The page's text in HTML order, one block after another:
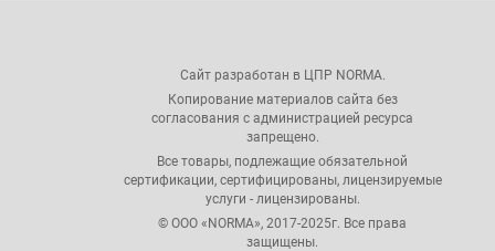
Сайт разработан в ЦПР NORMA.
Копирование материалов сайта без
согласования с администрацией ресурса
запрещено.
Все товары, подлежащие обязательной
сертификации, сертифицированы, лицензируемые
услуги - лицензированы.
© ООО «NORMA», 2017-2025г. Все права
защищены.